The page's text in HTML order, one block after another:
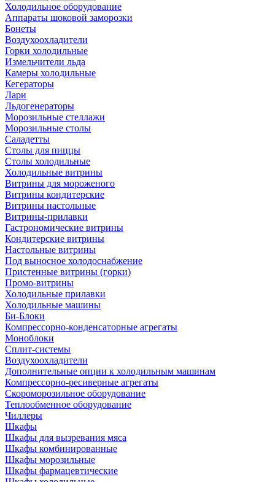
Холодильное оборудование
Аппараты шоковой заморозки
Бонеты
Воздухоохладители
Горки холодильные
Измельчители льда
Камеры холодильные
Кегераторы
Лари
Льдогенераторы
Морозильные стеллажи
Морозильные столы
Саладетты
Столы для пиццы
Столы холодильные
Холодильные витрины
Витрины для мороженого
Витрины кондитерские
Витрины настольные
Витрины-прилавки
Гастрономические витрины
Кондитерские витрины
Настольные витрины
Под выносное холодоснабжение
Пристенные витрины (горки)
Промо-витрины
Холодильные прилавки
Холодильные машины
Би-Блоки
Компрессорно-конденсаторные агрегаты
Моноблоки
Сплит-системы
Воздухоохладители
Дополнительные опции к холодильным машинам
Компрессорно-ресиверные агрегаты
Скороморозильное оборудование
Теплообменное оборудование
Чиллеры
Шкафы
Шкафы для вызревания мяса
Шкафы комбинированные
Шкафы морозильные
Шкафы фармацевтические